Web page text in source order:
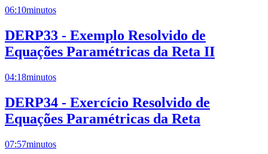
06:10minutos
DERP33 - Exemplo Resolvido de
Equações Paramétricas da Reta II
04:18minutos
DERP34 - Exercício Resolvido de
Equações Paramétricas da Reta
07:57minutos